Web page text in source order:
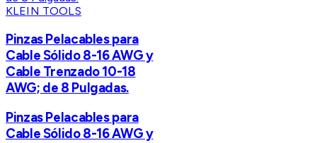
KLEIN TOOLS
Pinzas Pelacables para
Cable Sólido 8-16 AWG y
Cable Trenzado 10-18
AWG; de 8 Pulgadas.
Pinzas Pelacables para
Cable Sólido 8-16 AWG y